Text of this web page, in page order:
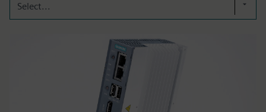
Select...